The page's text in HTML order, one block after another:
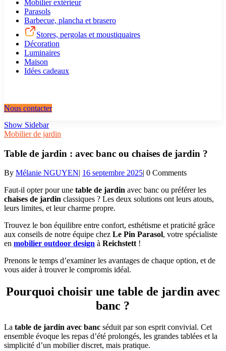
Mobilier extérieur
Parasols
Barbecue, plancha et brasero
Stores, pergolas et moustiquaires
Décoration
Luminaires
Maison
Idées cadeaux
Nous contacter
Show Sidebar
Mobilier de jardin
Table de jardin : avec banc ou chaises de jardin ?
By Mélanie NGUYEN| 16 septembre 2025| 0 Comments
Faut-il opter pour une table de jardin avec banc ou préférer les
chaises de jardin classiques ? Les deux solutions ont leurs atouts,
leurs limites, et leur charme propre.
Trouvez le bon équilibre entre confort, esthétisme et praticité grâce
aux conseils de notre équipe chez Le Pin Parasol, votre spécialiste
en mobilier outdoor design à Reichstett!
Prenons le temps d’examiner les avantages de chaque option, et de
vous aider à trouver le compromis idéal.
Pourquoi choisir une table de jardin avec
banc ?
La table de jardin avec banc séduit par son esprit convivial. Cet
ensemble évoque les repas d’été prolongés, les grandes tablées et la
simplicité d’un mobilier discret, mais pratique.